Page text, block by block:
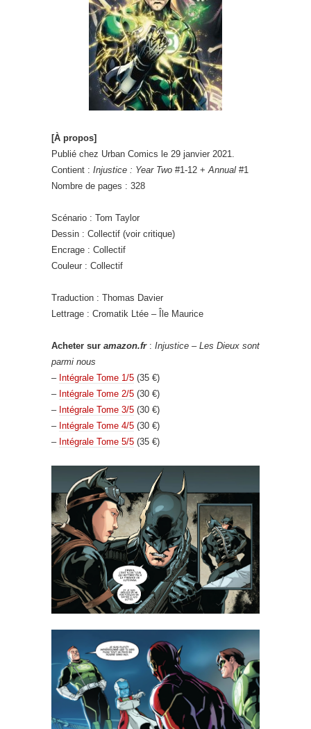
[À propos]
Publié chez Urban Comics le 29 janvier 2021.
Contient : Injustice : Year Two #1-12 +Annual #1
Nombre de pages : 328
Scénario : Tom Taylor
Dessin : Collectif (voir critique)
Encrage : Collectif
Couleur : Collectif
Traduction : Thomas Davier
Lettrage : Cromatik Ltée – Île Maurice
Acheter sur amazon.fr: Injustice – Les Dieux sont
parmi nous
– Intégrale Tome 1/5 (35 €)
– Intégrale Tome 2/5 (30 €)
– Intégrale Tome 3/5 (30 €)
– Intégrale Tome 4/5 (30 €)
– Intégrale Tome 5/5 (35 €)